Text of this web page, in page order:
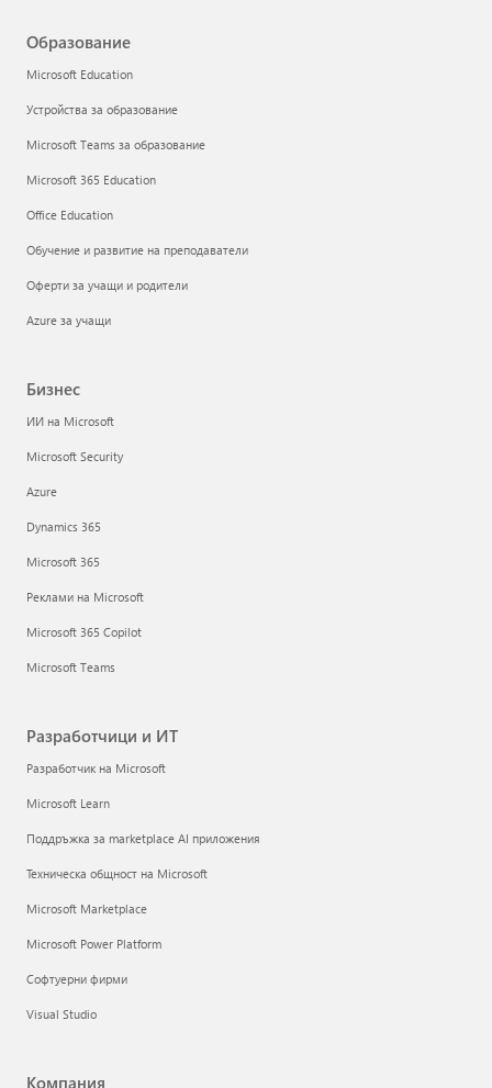
Образование
Microsoft Education
Устройства за образование
Microsoft Teams за образование
Microsoft 365 Education
Office Education
Обучение и развитие на преподаватели
Оферти за учащи и родители
Azure за учащи
Бизнес
ИИ на Microsoft
Microsoft Security
Azure
Dynamics 365
Microsoft 365
Реклами на Microsoft
Microsoft 365 Copilot
Microsoft Teams
Разработчици и ИТ
Разработчик на Microsoft
Microsoft Learn
Поддръжка за marketplace AI приложения
Техническа общност на Microsoft
Microsoft Marketplace
Microsoft Power Platform
Софтуерни фирми
Visual Studio
Компания